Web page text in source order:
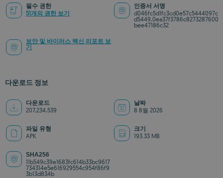
필수 권한
51개의 권한 보기
인증서 서명
d046fc5d1fc3cd0e57c5444097c
d5449,0ea37f3786c8273287600
bee47186c32
보안 및 바이러스 백신 리포트 보
기
다운로드 정보
다운로드
207,234,539
날짜
8 8월 2026
파일 유형
APK
크기
193.33 MB
SHA256
11b549c39e1683fc614b33bc9617
734314e5e616929554c954f86f9
3b13d834b